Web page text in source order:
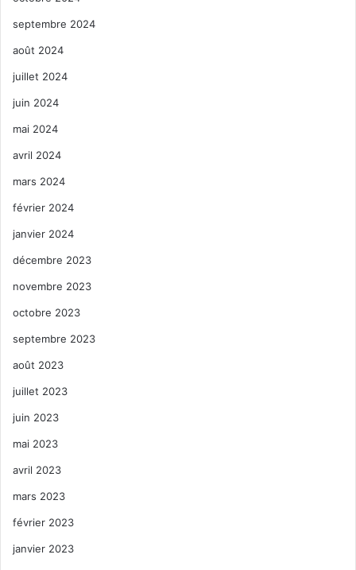
septembre 2024
août 2024
juillet 2024
juin 2024
mai 2024
avril 2024
mars 2024
février 2024
janvier 2024
décembre 2023
novembre 2023
octobre 2023
septembre 2023
août 2023
juillet 2023
juin 2023
mai 2023
avril 2023
mars 2023
février 2023
janvier 2023